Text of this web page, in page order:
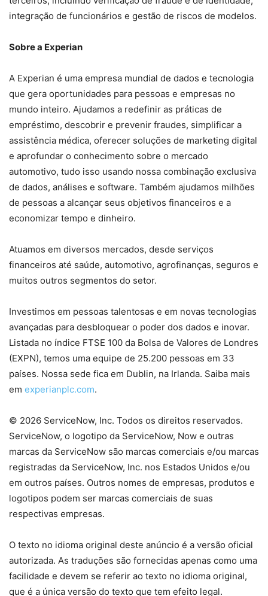
integração de funcionários e gestão de riscos de modelos.
Sobre a Experian
A Experian é uma empresa mundial de dados e tecnologia
que gera oportunidades para pessoas e empresas no
mundo inteiro. Ajudamos a redefinir as práticas de
empréstimo, descobrir e prevenir fraudes, simplificar a
assistência médica, oferecer soluções de marketing digital
e aprofundar o conhecimento sobre o mercado
automotivo, tudo isso usando nossa combinação exclusiva
de dados, análises e software. Também ajudamos milhões
de pessoas a alcançar seus objetivos financeiros e a
economizar tempo e dinheiro.
Atuamos em diversos mercados, desde serviços
financeiros até saúde, automotivo, agrofinanças, seguros e
muitos outros segmentos do setor.
Investimos em pessoas talentosas e em novas tecnologias
avançadas para desbloquear o poder dos dados e inovar.
Listada no índice FTSE 100 da Bolsa de Valores de Londres
(EXPN), temos uma equipe de 25.200 pessoas em 33
países. Nossa sede fica em Dublin, na Irlanda. Saiba mais
em experianplc.com.
© 2026 ServiceNow, Inc. Todos os direitos reservados.
ServiceNow, o logotipo da ServiceNow, Now e outras
marcas da ServiceNow são marcas comerciais e/ou marcas
registradas da ServiceNow, Inc. nos Estados Unidos e/ou
em outros países. Outros nomes de empresas, produtos e
logotipos podem ser marcas comerciais de suas
respectivas empresas.
O texto no idioma original deste anúncio é a versão oficial
autorizada. As traduções são fornecidas apenas como uma
facilidade e devem se referir ao texto no idioma original,
que é a única versão do texto que tem efeito legal.